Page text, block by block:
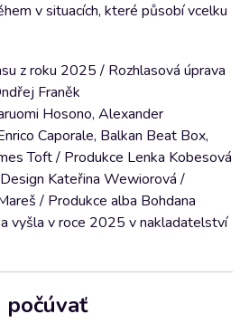
v situacích, které působí vcelku
z roku 2025 / Rozhlasová úprava
Franěk
Hosono, Alexander
Caporale, Balkan Beat Box,
Toft / Produkce Lenka Kobesová
Kateřina Wewiorová /
/ Produkce alba Bohdana
vyšla v roce 2025 v nakladatelství